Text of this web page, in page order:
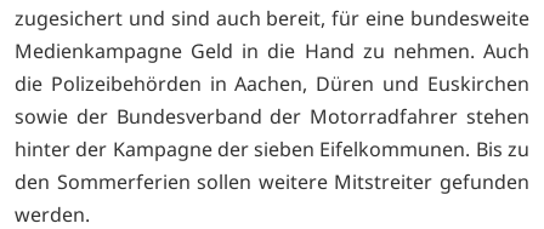
zugesichert und sind auch bereit, für eine bundesweite
Medienkampagne Geld in die Hand zu nehmen. Auch
die Polizeibehörden in Aachen, Düren und Euskirchen
sowie der Bundesverband der Motorradfahrer stehen
hinter der Kampagne der sieben Eifelkommunen. Bis zu
den Sommerferien sollen weitere Mitstreiter gefunden
werden.